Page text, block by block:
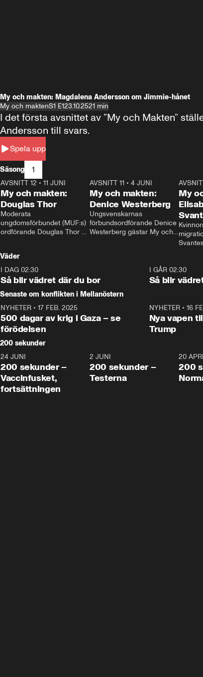
My och makten: Magdalena Andersson om Jimmie-hånet
My och maktenS1 E123.10.2521 min
Spela upp
I det första avsnittet av ”My och Makten”
Andersson till svars.
Säsong 1
26:27
AVSNITT 12 • 11 JUNI
My och makten:
Douglas Thor
Moderata
ungdomsförbundet (MUF:s)
ordförande Douglas Thor
tonårsutvisningarna och hur
Moderaterna ska locka
väljare till valet i höst.
23:40
AVSNITT 11 •4 JUNI
My och makten:
Denice Westerberg
Ungsvenskarnas
förbundsordförande Denice
Westerberg gästar My och
My
Väder
I DAG 02:30
Så blir vädret där du bor
I GÅR 02:30
Så blir
Senaste om konflikten i Mellanöstern
NYHETER • 17 FEB. 2025
500 dagar av krig i Gaza – se
förödelsen
NYHETER• 16
Nya vapen
Trump
200 sekunder
5:00
24 JUNI
200 sekunder –
Vaccinfusket,
fortsättningen
4:23
2 JUNI
200 sekunder –
Testerna
20
200